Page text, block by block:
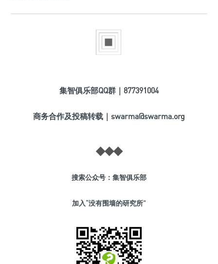
集智俱乐部QQ群｜877391004
商务合作及投稿转载｜swarma@swarma.org
◆◆◆
搜索公众号：集智俱乐部
加入“没有围墙的研究所”